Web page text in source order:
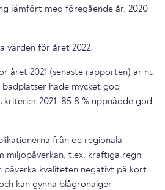
jämfört med föregående år. 2020
värden för året 2022.
året 2021 (senaste rapporten) är nu
badplatser hade mycket god
2021. 85.8 % uppnådde god
från de regionala
miljöpåverkan, t.ex. kraftiga regn
påverka kvaliteten negativt på kort
kan gynna blågrönalger